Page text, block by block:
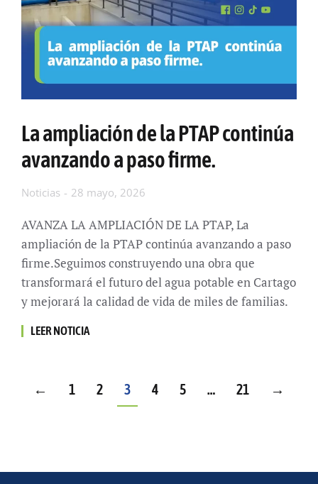
La ampliación de la PTAP continúa
avanzando a paso firme.
Noticias 28 mayo, 2026
AVANZA LA AMPLIACIÓN DE LA PTAP, La
ampliación de la PTAP continúa avanzando a paso
firme.Seguimos construyendo una obra que
transformará el futuro del agua potable en Cartago
y mejorará la calidad de vida de miles de familias.
LEER NOTICIA
← 1 2 3 4 5 … 21 →